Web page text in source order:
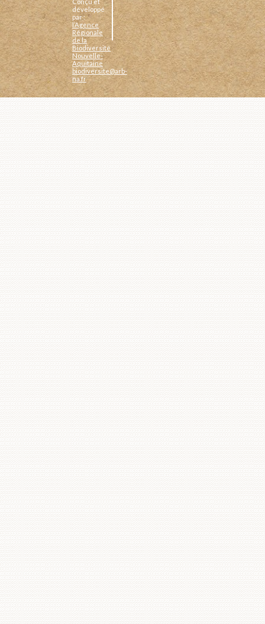
développé
par :
l’Agence
Régionale
de la
Biodiversité
Nouvelle-
Aquitaine
biodiversite@arb-
na.fr